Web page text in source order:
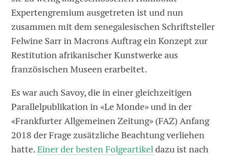
Expertengremium ausgetreten ist und nun
zusammen mit dem senegalesischen Schriftsteller
Felwine Sarr in Macrons Auftrag ein Konzept zur
Restitution afrikanischer Kunstwerke aus
französischen Museen erarbeitet.
Es war auch Savoy, die in einer gleichzeitigen
Parallelpublikation in «Le Monde» und in der
«Frankfurter Allgemeinen Zeitung» (FAZ) Anfang
2018 der Frage zusätzliche Beachtung verliehen
hatte.Einer der besten Folgeartikeldazu ist nach